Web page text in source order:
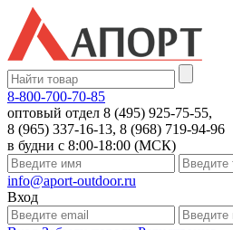
8-800-700-70-85
оптовый отдел 8 (495) 925-75-55,
8 (965) 337-16-13, 8 (968) 719-94-96
в будни с 8:00-18:00 (МСК)
info@aport-outdoor.ru
Вход